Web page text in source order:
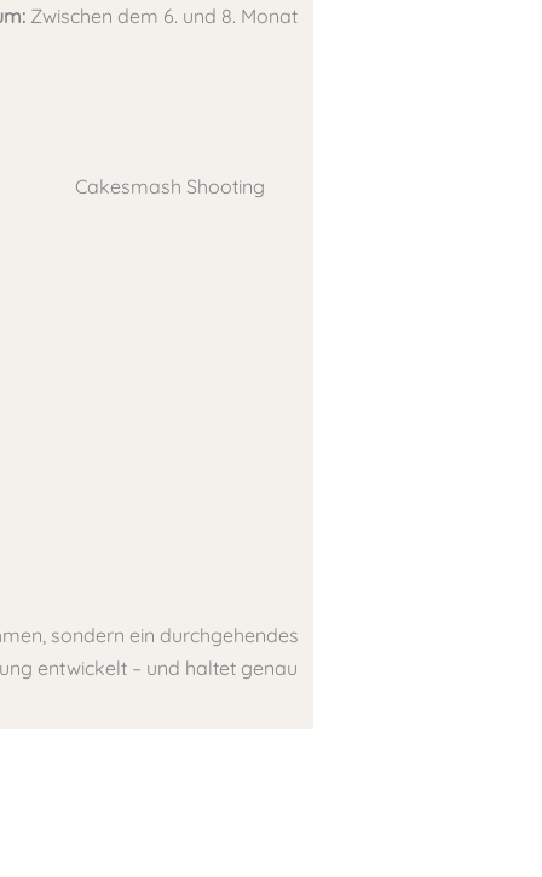
Zwischen dem 6. und 8. Monat
sondern ein durchgehendes
entwickelt – und haltet genau